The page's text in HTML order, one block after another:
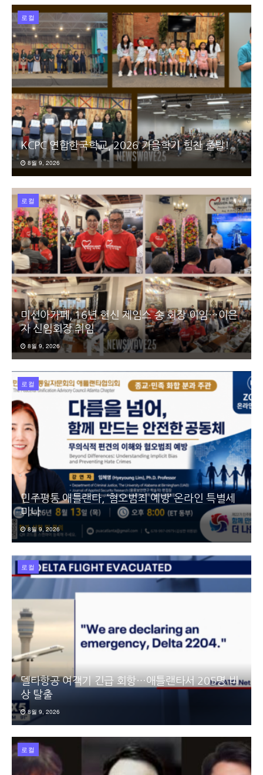
로컬
KCPC 연합한국학교, 2026 가을학기 힘찬 출발!
8월 9, 2026
로컬
미션아가페, 16년 헌신 제임스 송 회장 이임…이은
자 신임회장 취임
8월 9, 2026
로컬
민주평통 애틀랜타, ‘혐오범죄 예방’ 온라인 특별세
미나
8월 9, 2026
로컬
델타항공 여객기 긴급 회항…애틀랜타서 205명 비
상 탈출
8월 9, 2026
로컬